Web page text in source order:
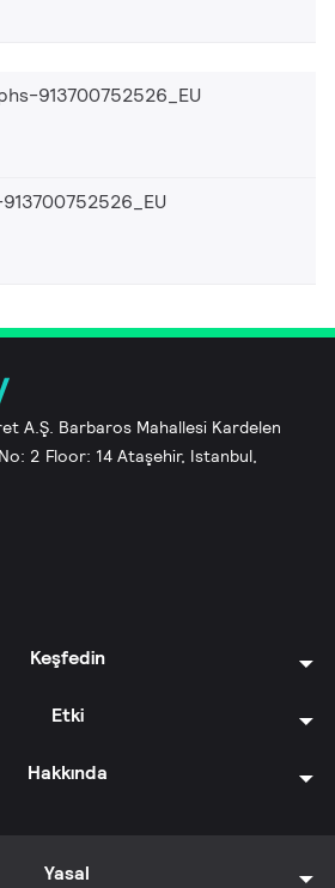
913700752526_EU
A.Ş. Barbaros Mahallesi Kardelen
2 Floor: 14 Ataşehir, Istanbul,
Keşfedin
Etki
Hakkında
Yasal